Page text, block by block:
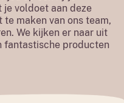
je voldoet aan deze
maken van ons team,
We kijken er naar uit
fantastische producten